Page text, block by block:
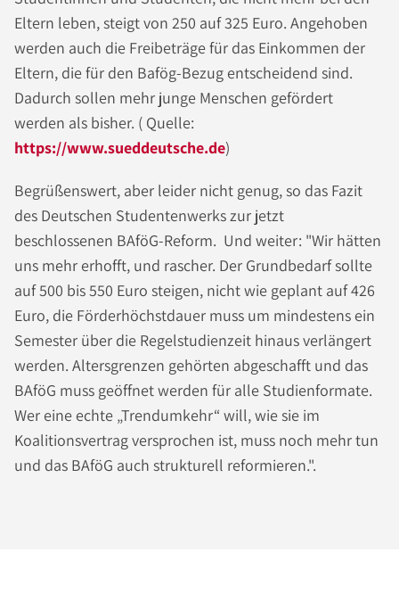
Eltern leben, steigt von 250 auf 325 Euro. Angehoben
werden auch die Freibeträge für das Einkommen der
Eltern, die für den Bafög-Bezug entscheidend sind.
Dadurch sollen mehr junge Menschen gefördert
werden als bisher. ( Quelle:
https://www.sueddeutsche.de)
Begrüßenswert, aber leider nicht genug, so das Fazit
des Deutschen Studentenwerks zur jetzt
beschlossenen BAföG-Reform. Und weiter: "Wir hätten
uns mehr erhofft, und rascher. Der Grundbedarf sollte
auf 500 bis 550 Euro steigen, nicht wie geplant auf 426
Euro, die Förderhöchstdauer muss um mindestens ein
Semester über die Regelstudienzeit hinaus verlängert
werden. Altersgrenzen gehörten abgeschafft und das
BAföG muss geöffnet werden für alle Studienformate.
Wer eine echte „Trendumkehr“ will, wie sie im
Koalitionsvertrag versprochen ist, muss noch mehr tun
und das BAföG auch strukturell reformieren.".